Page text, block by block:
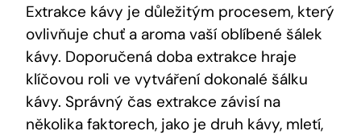
Extrakce kávy je důležitým procesem, který
ovlivňuje chuť a aroma vaší oblíbené šálek
kávy. Doporučená doba extrakce hraje
klíčovou roli ve vytváření dokonalé šálku
kávy. Správný čas extrakce závisí na
několika faktorech, jako je druh kávy, mletí,